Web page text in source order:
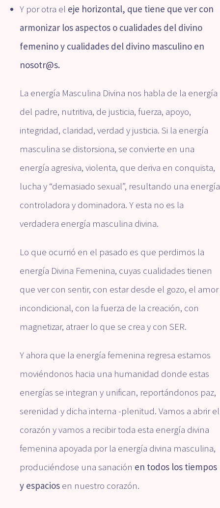
Y por otra el eje horizontal, que tiene que ver con
armonizar los aspectos o cualidades del divino
femenino y cualidades del divino masculino en
nosotr@s.
La energía Masculina Divina nos habla de la energía
del padre, nutritiva, de justicia, fuerza, apoyo,
integridad, claridad, verdad y justicia. Si la energía
masculina se distorsiona, se convierte en una
energía agresiva, violenta, que deriva en conquista,
lucha y “demasiado sexual”, resultando una energía
controladora y dominadora. Y esta no es la
verdadera energía masculina divina.
Lo que ocurrió en el pasado es que perdimos la
energía Divina Femenina, cuyas cualidades tienen
que ver con sentir, con estar desde el gozo, el amor
incondicional, con la fuerza de la creación, con
magnetizar, atraer lo que se crea y con SER.
Y ahora que la energía femenina regresa estamos
moviéndonos hacia una humanidad donde estas
energías se integran y unifican, reportándonos paz,
serenidad y dicha interna -plenitud. Vamos a abrir el
corazón y vamos a recibir toda esta energía divina
femenina apoyada por la energía divina masculina,
produciéndose una sanación en todos los tiempos
y espacios en nuestro corazón.